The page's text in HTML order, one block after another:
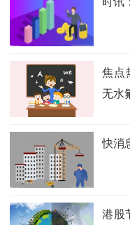
焦点
无水
快消
港股